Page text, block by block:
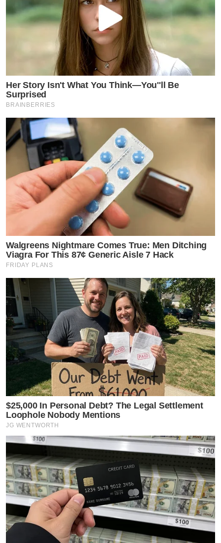
Her Story Isn't What You Think—You''ll Be
Surprised
BRAINBERRIES
Walgreens Nightmare Comes True: Men Ditching
Viagra For This 87¢ Generic Aisle 7 Hack
FRIDAY PLANS
$25,000 In Personal Debt? The Legal Settlement
Loophole Nobody Mentions
JG WENTWORTH